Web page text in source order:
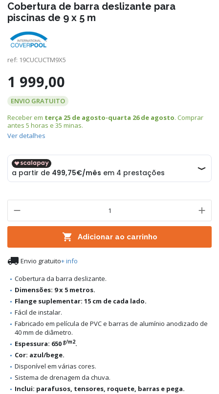
Cobertura de barra deslizante para
piscinas de 9 x 5 m
ref: 19CUCUCTM9X5
1 999,00
ENVIO GRATUITO
Receber em terça 25 de agosto-quarta 26 de agosto. Comprar
antes 5 horas e 35 minas.
Ver detalhes
 Adicionar ao carrinho
 Envio gratuito+ info
Cobertura da barra deslizante.
Dimensões: 9 x 5 metros.
Flange suplementar: 15 cm de cada lado.
Fácil de instalar.
Fabricado em película de PVC e barras de alumínio anodizado de
40 mm de diâmetro.
Espessura: 650 g/m2.
Cor: azul/bege.
Disponível em várias cores.
Sistema de drenagem da chuva.
Inclui: parafusos, tensores, roquete, barras e pega.